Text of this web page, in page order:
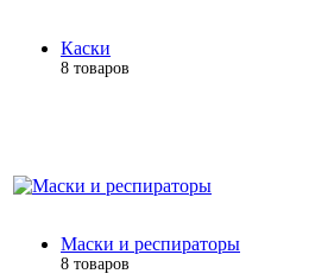
Каски
8 товаров
Маски и респираторы
8 товаров